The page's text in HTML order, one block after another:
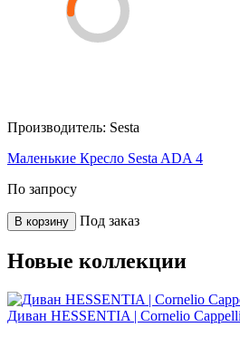
Производитель: Sesta
Маленькие Кресло Sesta ADA 4
По запросу
В корзину Под заказ
Новые коллекции
Диван HESSENTIA | Cornelio